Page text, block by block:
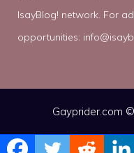
IsayBlog! network. For
opportunities:
Gayprider.com